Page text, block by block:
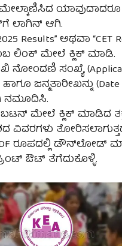
ಯಾವುದಾದರೂ
ಲಾಗಿನ್ ಆಗಿ.
Results” ಅಥವಾ “CET
ಲಿಂಕ್ ಮೇಲೆ ಕ್ಲಿಕ್ ಮಾಡಿ.
ನೋಂದಣಿ ಸಂಖ್ಯೆ
ಹಾಗೂ ಜನ್ಮತಾರೀಖನ್ನು
ನಮೂದಿಸಿ.
ಬಟನ್ ಮೇಲೆ ಕ್ಲಿಕ್ ಮಾಡಿದ
ವಿವರಗಳು
ರೂಪದಲ್ಲಿ ಡೌನ್‌ಲೋಡ್
ಔಟ್ ತೆಗೆದುಕೊಳ್ಳಿ.